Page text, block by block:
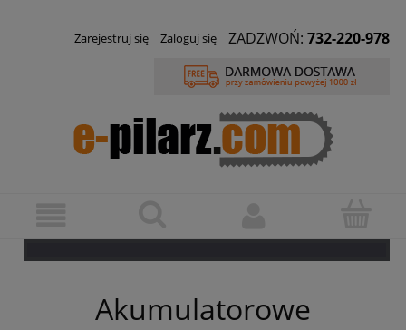
Zarejestruj się Zaloguj się ZADZWOŃ: 732-220-978
Akumulatorowe